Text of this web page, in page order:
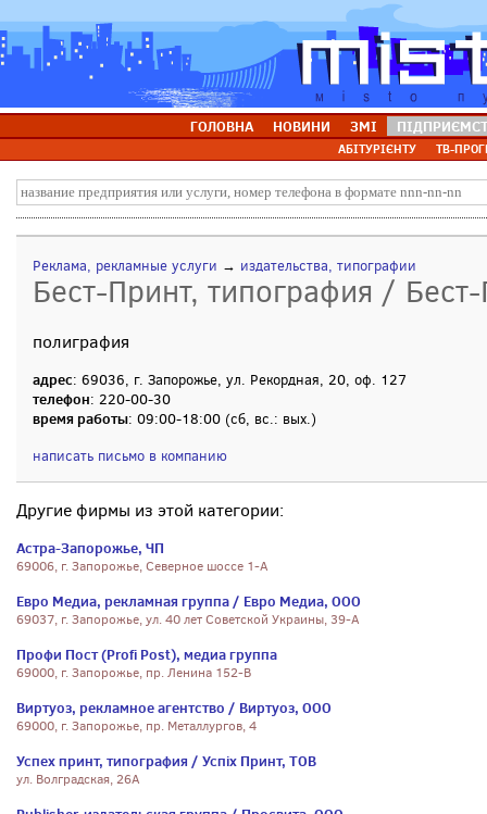
ГОЛОВНА НОВИНИ ЗМІ
АБІТУРІЄНТУ ТВ-
Реклама, рекламные услуги → издательства, типографии
Бест-Принт, типография /
полиграфия
адрес: 69036, г. Запорожье, ул. Рекордная, 20, оф. 127
телефон: 220-00-30
время работы: 09:00-18:00 (сб, вс.: вых.)
написать письмо в компанию
Другие фирмы из этой категории:
Астра-Запорожье, ЧП
69006, г. Запорожье, Северное шоссе 1-А
Евро Медиа, рекламная группа / Евро Медиа, ООО
69037, г. Запорожье, ул. 40 лет Советской Украины, 39-А
Профи Пост (Profi Post), медиа группа
69000, г. Запорожье, пр. Ленина 152-В
Виртуоз, рекламное агентство / Виртуоз, ООО
69000, г. Запорожье, пр. Металлургов, 4
Успех принт, типография / Успіх Принт, ТОВ
ул. Волградская, 26А